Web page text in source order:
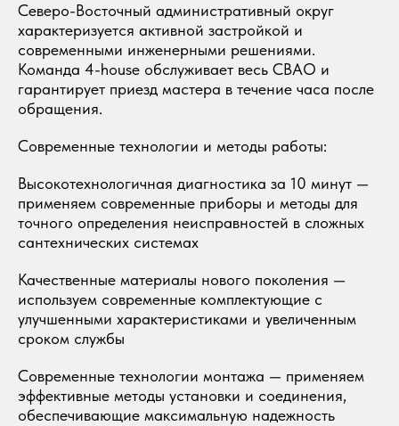
Северо-Восточный административный округ
характеризуется активной застройкой и
современными инженерными решениями.
Команда 4-house обслуживает весь СВАО и
гарантирует приезд мастера в течение часа после
обращения.
Современные технологии и методы работы:
Высокотехнологичная диагностика за 10 минут —
применяем современные приборы и методы для
точного определения неисправностей в сложных
сантехнических системах
Качественные материалы нового поколения —
используем современные комплектующие с
улучшенными характеристиками и увеличенным
сроком службы
Современные технологии монтажа — применяем
эффективные методы установки и соединения,
обеспечивающие максимальную надежность